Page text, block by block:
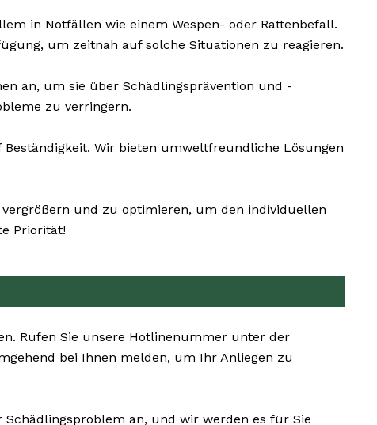
in Notfällen wie einem Wespen- oder Rattenbefall.
um zeitnah auf solche Situationen zu reagieren.
an, um sie über Schädlingsprävention und -
zu verringern.
Wir bieten umweltfreundliche Lösungen
und zu optimieren, um den individuellen
Priorität!
Rufen Sie unsere Hotlinenummer unter der
bei Ihnen melden, um Ihr Anliegen zu
an, und wir werden es für Sie